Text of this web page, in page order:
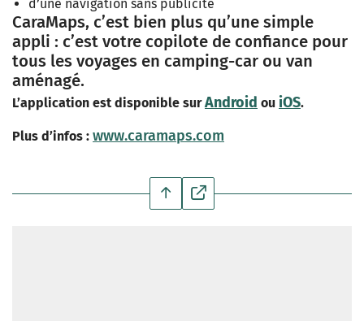
d’une navigation sans publicité
CaraMaps, c’est bien plus qu’une simple
appli : c’est votre copilote de confiance pour
tous les voyages en camping-car ou van
aménagé.
L’application est disponible surAndroid ou iOS.
Plus d’infos : www.caramaps.com